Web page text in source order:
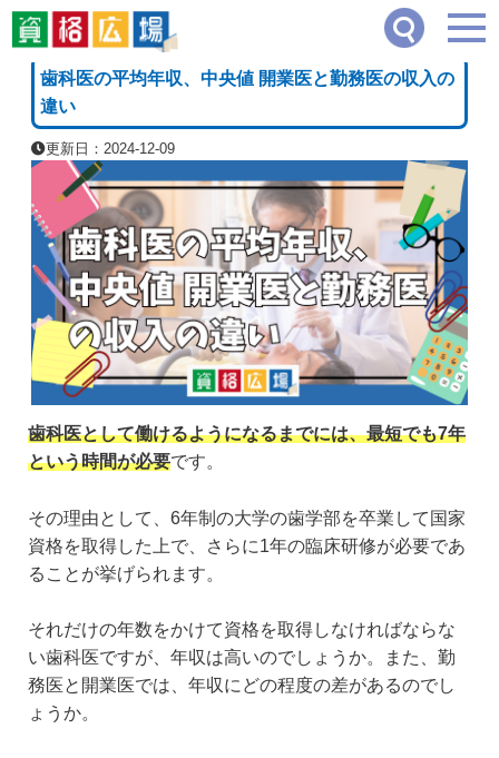
資格広場≫ 医療系・医薬品系 歯科医の平均年収、中央値 開業医と勤務医の収入の
[PR]
歯科医の平均年収、中央値 開業医と勤務医の収入の
違い
更新日：2024-12-09
歯科医として働けるようになるまでには、最短でも7年
という時間が必要です。
その理由として、6年制の大学の歯学部を卒業して国家
資格を取得した上で、さらに1年の臨床研修が必要であ
ることが挙げられます。
それだけの年数をかけて資格を取得しなければならな
い歯科医ですが、年収は高いのでしょうか。また、勤
務医と開業医では、年収にどの程度の差があるのでし
ょうか。